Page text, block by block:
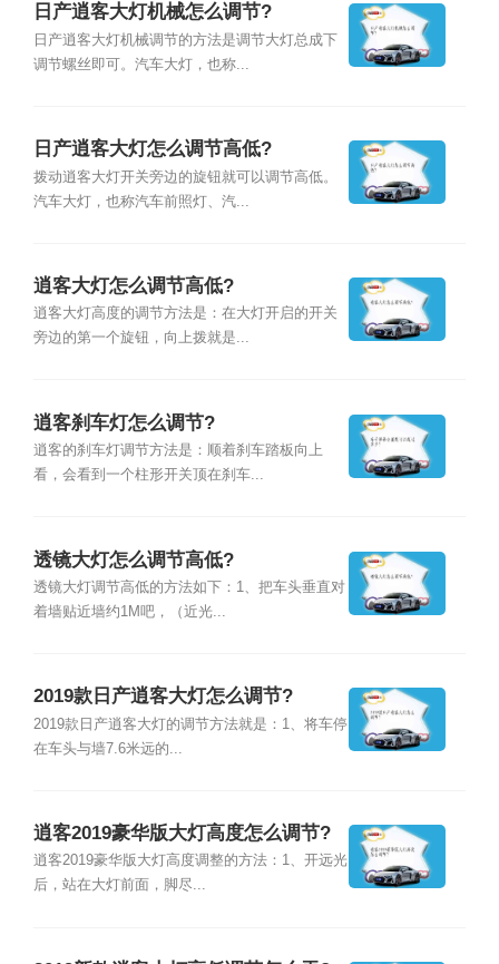
日产逍客大灯机械怎么调节?
日产逍客大灯机械调节的方法是调节大灯总成下
调节螺丝即可。汽车大灯，也称...
日产逍客大灯怎么调节高低?
拨动逍客大灯开关旁边的旋钮就可以调节高低。
汽车大灯，也称汽车前照灯、汽...
逍客大灯怎么调节高低?
逍客大灯高度的调节方法是：在大灯开启的开关
旁边的第一个旋钮，向上拨就是...
逍客刹车灯怎么调节?
逍客的刹车灯调节方法是：顺着刹车踏板向上
看，会看到一个柱形开关顶在刹车...
透镜大灯怎么调节高低?
透镜大灯调节高低的方法如下：1、把车头垂直对
着墙贴近墙约1M吧，（近光...
2019款日产逍客大灯怎么调节?
2019款日产逍客大灯的调节方法就是：1、将车停
在车头与墙7.6米远的...
逍客2019豪华版大灯高度怎么调节?
逍客2019豪华版大灯高度调整的方法：1、开远光
后，站在大灯前面，脚尽...